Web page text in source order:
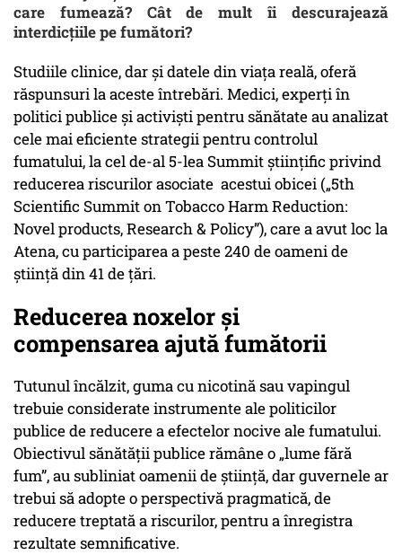
care fumează? Cât de mult îi descurajează
interdicțiile pe fumători?
Studiile clinice, dar și datele din viața reală, oferă
răspunsuri la aceste întrebări. Medici, experți în
politici publice și activiști pentru sănătate au analizat
cele mai eficiente strategii pentru controlul
fumatului, la cel de-al 5-lea Summit științific privind
reducerea riscurilor asociate acestui obicei („5th
Scientific Summit on Tobacco Harm Reduction:
Novel products, Research & Policy”), care a avut loc la
Atena, cu participarea a peste 240 de oameni de
știință din 41 de țări.
Reducerea noxelor și
compensarea ajută fumătorii
Tutunul încălzit, guma cu nicotină sau vapingul
trebuie considerate instrumente ale politicilor
publice de reducere a efectelor nocive ale fumatului.
Obiectivul sănătății publice rămâne o „lume fără
fum”, au subliniat oamenii de știință, dar guvernele ar
trebui să adopte o perspectivă pragmatică, de
reducere treptată a riscurilor, pentru a înregistra
rezultate semnificative.